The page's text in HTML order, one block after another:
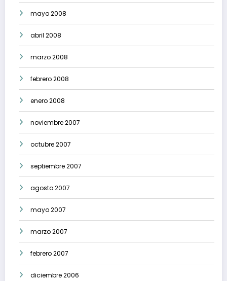
mayo 2008
abril 2008
marzo 2008
febrero 2008
enero 2008
noviembre 2007
octubre 2007
septiembre 2007
agosto 2007
mayo 2007
marzo 2007
febrero 2007
diciembre 2006